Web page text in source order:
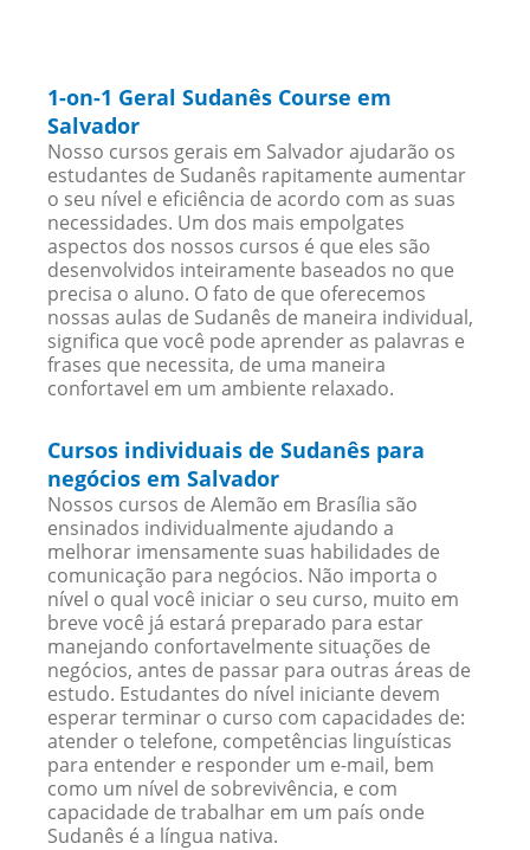
1-on-1 Geral Sudanês Course em
Salvador
Nosso cursos gerais em Salvador ajudarão os
estudantes de Sudanês rapitamente aumentar
o seu nível e eficiência de acordo com as suas
necessidades. Um dos mais empolgates
aspectos dos nossos cursos é que eles são
desenvolvidos inteiramente baseados no que
precisa o aluno. O fato de que oferecemos
nossas aulas de Sudanês de maneira individual,
significa que você pode aprender as palavras e
frases que necessita, de uma maneira
confortavel em um ambiente relaxado.
Cursos individuais de Sudanês para
negócios em Salvador
Nossos cursos de Alemão em Brasília são
ensinados individualmente ajudando a
melhorar imensamente suas habilidades de
comunicação para negócios. Não importa o
nível o qual você iniciar o seu curso, muito em
breve você já estará preparado para estar
manejando confortavelmente situações de
negócios, antes de passar para outras áreas de
estudo. Estudantes do nível iniciante devem
esperar terminar o curso com capacidades de:
atender o telefone, competências linguísticas
para entender e responder um e-mail, bem
como um nível de sobrevivência, e com
capacidade de trabalhar em um país onde
Sudanês é a língua nativa.